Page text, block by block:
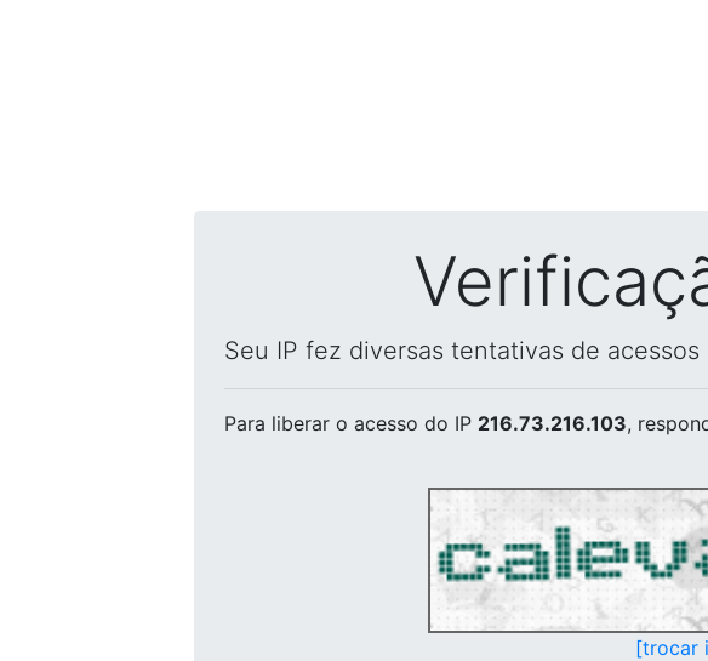
Seu IP fez diversas tentativas de
Para liberar o acesso do IP 216.73.216.103,
[trocar